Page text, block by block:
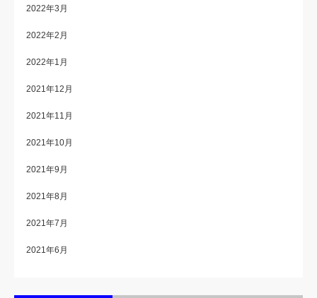
2022年3月
2022年2月
2022年1月
2021年12月
2021年11月
2021年10月
2021年9月
2021年8月
2021年7月
2021年6月